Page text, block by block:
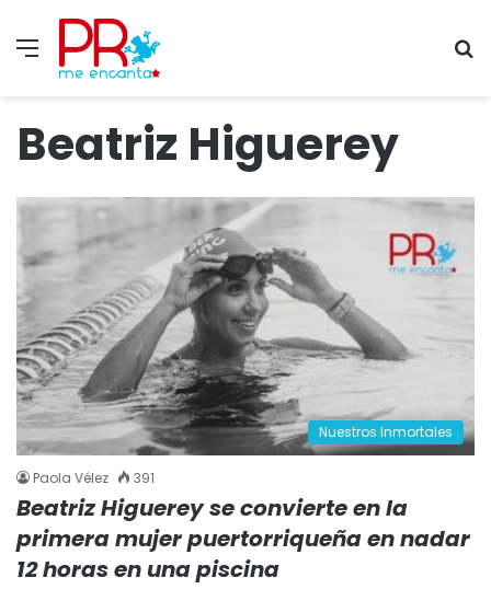
Menu
Beatriz Higuerey
Nuestros Inmortales
Paola Vélez 391
Beatriz Higuerey se convierte en la
primera mujer puertorriqueña en nadar
12 horas en una piscina